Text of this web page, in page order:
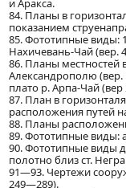
и Аракса.
84. Планы в
показанием
85. Фототипные виды:
Нахичевань-Чай (вер.
86. Планы местностей
Александрополю (вер.
плато р. Арпа-Чай
87. План в
расположения путей
88. Планы
89. Фототипные виды:
90. Фототипные виды
полотно близ ст.
91—93. Чертежи
249—289).